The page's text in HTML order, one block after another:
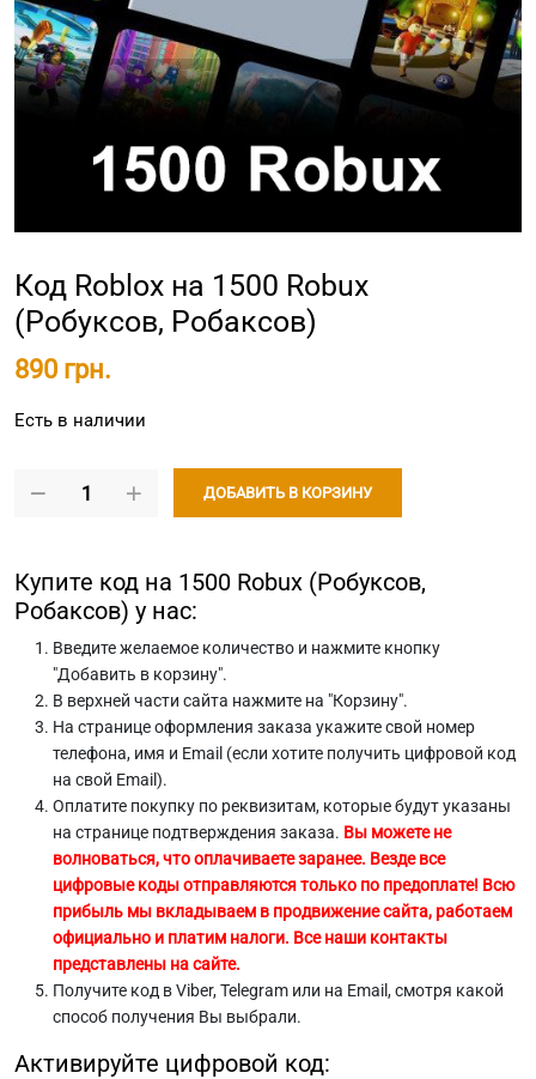
Код Roblox на 1500 Robux
(Робуксов, Робаксов)
890 грн.
Есть в наличии
ДОБАВИТЬ В КОРЗИНУ
Купите код на 1500 Robux (Робуксов,
Робаксов) у нас:
Введите желаемое количество и нажмите кнопку
"Добавить в корзину".
В верхней части сайта нажмите на "Корзину".
На странице оформления заказа укажите свой номер
телефона, имя и Email (если хотите получить цифровой код
на свой Email).
Оплатите покупку по реквизитам, которые будут указаны
на странице подтверждения заказа. Вы можете не
волноваться, что оплачиваете заранее. Везде все
цифровые коды отправляются только по предоплате! Всю
прибыль мы вкладываем в продвижение сайта, работаем
официально и платим налоги. Все наши контакты
представлены на сайте.
Получите код в Viber, Telegram или на Email, смотря какой
способ получения Вы выбрали.
Активируйте цифровой код: